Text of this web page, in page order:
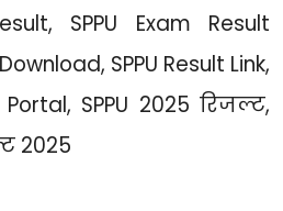
SPPU Exam Result
SPPU Result Link,
Portal, SPPU 2025 रिजल्ट,
2025